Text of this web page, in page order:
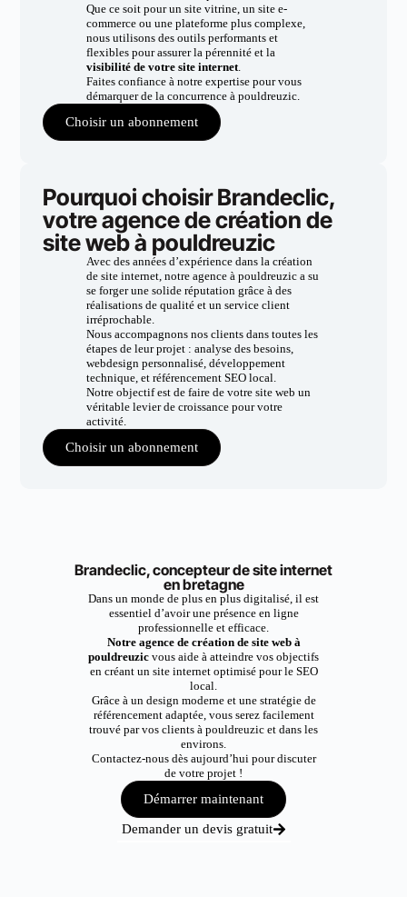
Que ce soit pour un site vitrine, un site e-
commerce ou une plateforme plus complexe,
nous utilisons des outils performants et
flexibles pour assurer la pérennité et la
visibilité de votre site internet.
Faites confiance à notre expertise pour vous
démarquer de la concurrence à pouldreuzic.
Choisir un abonnement
Pourquoi choisir Brandeclic,
votre agence de création de
site web à pouldreuzic
Avec des années d’expérience dans la création
de site internet, notre agence à pouldreuzic a su
se forger une solide réputation grâce à des
réalisations de qualité et un service client
irréprochable.
Nous accompagnons nos clients dans toutes les
étapes de leur projet : analyse des besoins,
webdesign personnalisé, développement
technique, et référencement SEO local.
Notre objectif est de faire de votre site web un
véritable levier de croissance pour votre
activité.
Choisir un abonnement
Brandeclic, concepteur de site internet
en bretagne
Dans un monde de plus en plus digitalisé, il est
essentiel d’avoir une présence en ligne
professionnelle et efficace.
Notre agence de création de site web à
pouldreuzic vous aide à atteindre vos objectifs
en créant un site internet optimisé pour le SEO
local.
Grâce à un design moderne et une stratégie de
référencement adaptée, vous serez facilement
trouvé par vos clients à pouldreuzic et dans les
environs.
Contactez-nous dès aujourd’hui pour discuter
de votre projet !
Démarrer maintenant
Demander un devis gratuit